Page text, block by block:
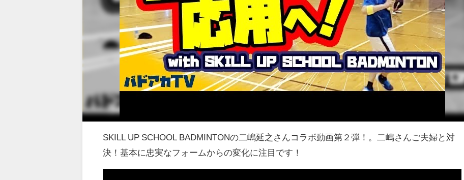
SKILL UP SCHOOL BADMINTONの二嶋延之さんコラボ動画第２弾！。二嶋さんご夫婦と対
決！基本に忠実なフォームからの変化に注目です！